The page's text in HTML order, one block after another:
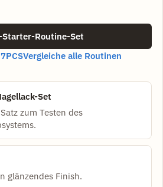
Starter-Routine-Set
Vergleiche alle Routinen
Set
zum Testen des
glänzendes Finish.